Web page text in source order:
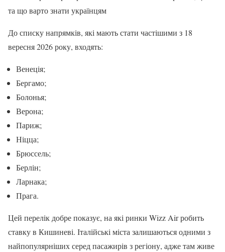
та що варто знати українцям
До списку напрямків, які мають стати частішими з 18
вересня 2026 року, входять:
Венеція;
Бергамо;
Болонья;
Верона;
Париж;
Ніцца;
Брюссель;
Берлін;
Ларнака;
Прага.
Цей перелік добре показує, на які ринки Wizz Air робить
ставку в Кишиневі. Італійські міста залишаються одними з
найпопулярніших серед пасажирів з регіону, адже там живе